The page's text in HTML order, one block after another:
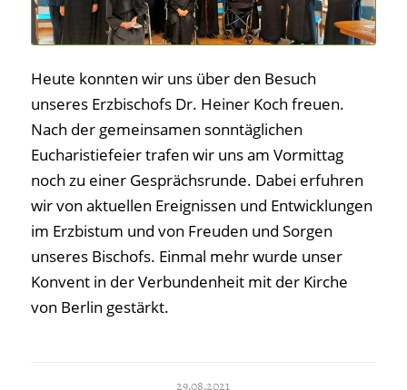
Heute konnten wir uns über den Besuch
unseres Erzbischofs Dr. Heiner Koch freuen.
Nach der gemeinsamen sonntäglichen
Eucharistiefeier trafen wir uns am Vormittag
noch zu einer Gesprächsrunde. Dabei erfuhren
wir von aktuellen Ereignissen und Entwicklungen
im Erzbistum und von Freuden und Sorgen
unseres Bischofs. Einmal mehr wurde unser
Konvent in der Verbundenheit mit der Kirche
von Berlin gestärkt.
29.08.2021